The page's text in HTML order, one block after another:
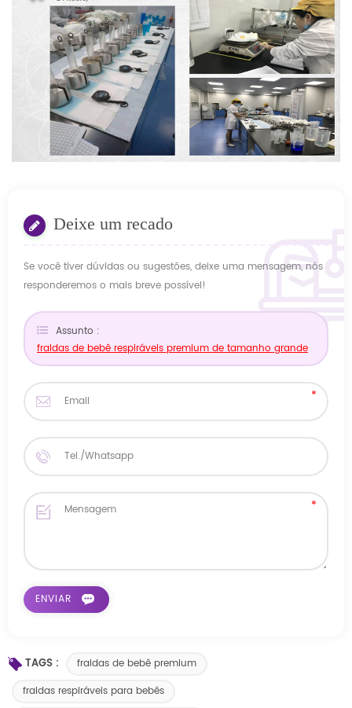
Deixe um recado
Se você tiver dúvidas ou sugestões, deixe uma mensagem, nós
responderemos o mais breve possível!
Assunto :
fraldas de bebê respiráveis ​​premium de tamanho grande
TAGS :
fraldas de bebê premium
fraldas respiráveis ​​para bebês